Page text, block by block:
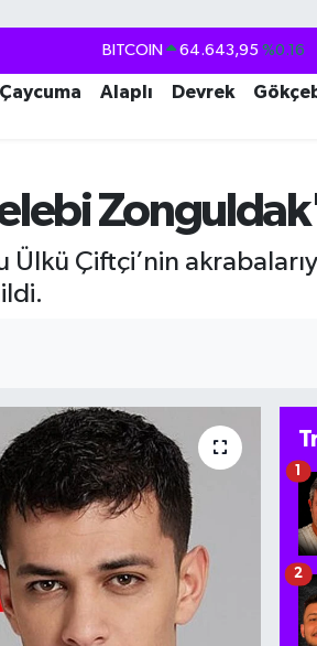
DOLAR 47,6006 %0.06
EURO 55,0250 %0.02
BİST100 13.768 %48
BITCOIN 64.643,95 %0.16
Çaycuma Alaplı Devrek
Çiftçi’nin
1
2